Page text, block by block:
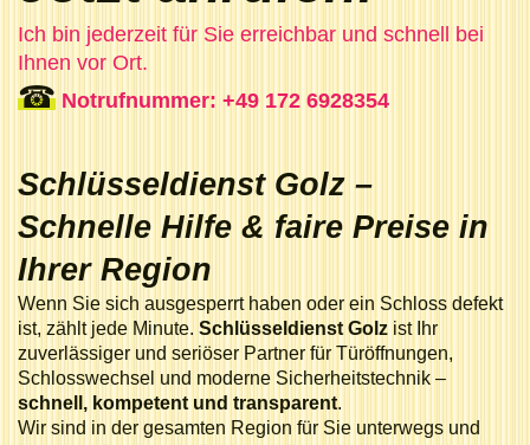
Ich bin jederzeit für Sie erreichbar und schnell bei
Ihnen vor Ort.
☎ Notrufnummer: +49 172 6928354
Schlüsseldienst Golz –
Schnelle Hilfe & faire Preise in
Ihrer Region
Wenn Sie sich ausgesperrt haben oder ein Schloss defekt
ist, zählt jede Minute. Schlüsseldienst Golz ist Ihr
zuverlässiger und seriöser Partner für Türöffnungen,
Schlosswechsel und moderne Sicherheitstechnik –
schnell, kompetent und transparent.
Wir sind in der gesamten Region für Sie unterwegs und